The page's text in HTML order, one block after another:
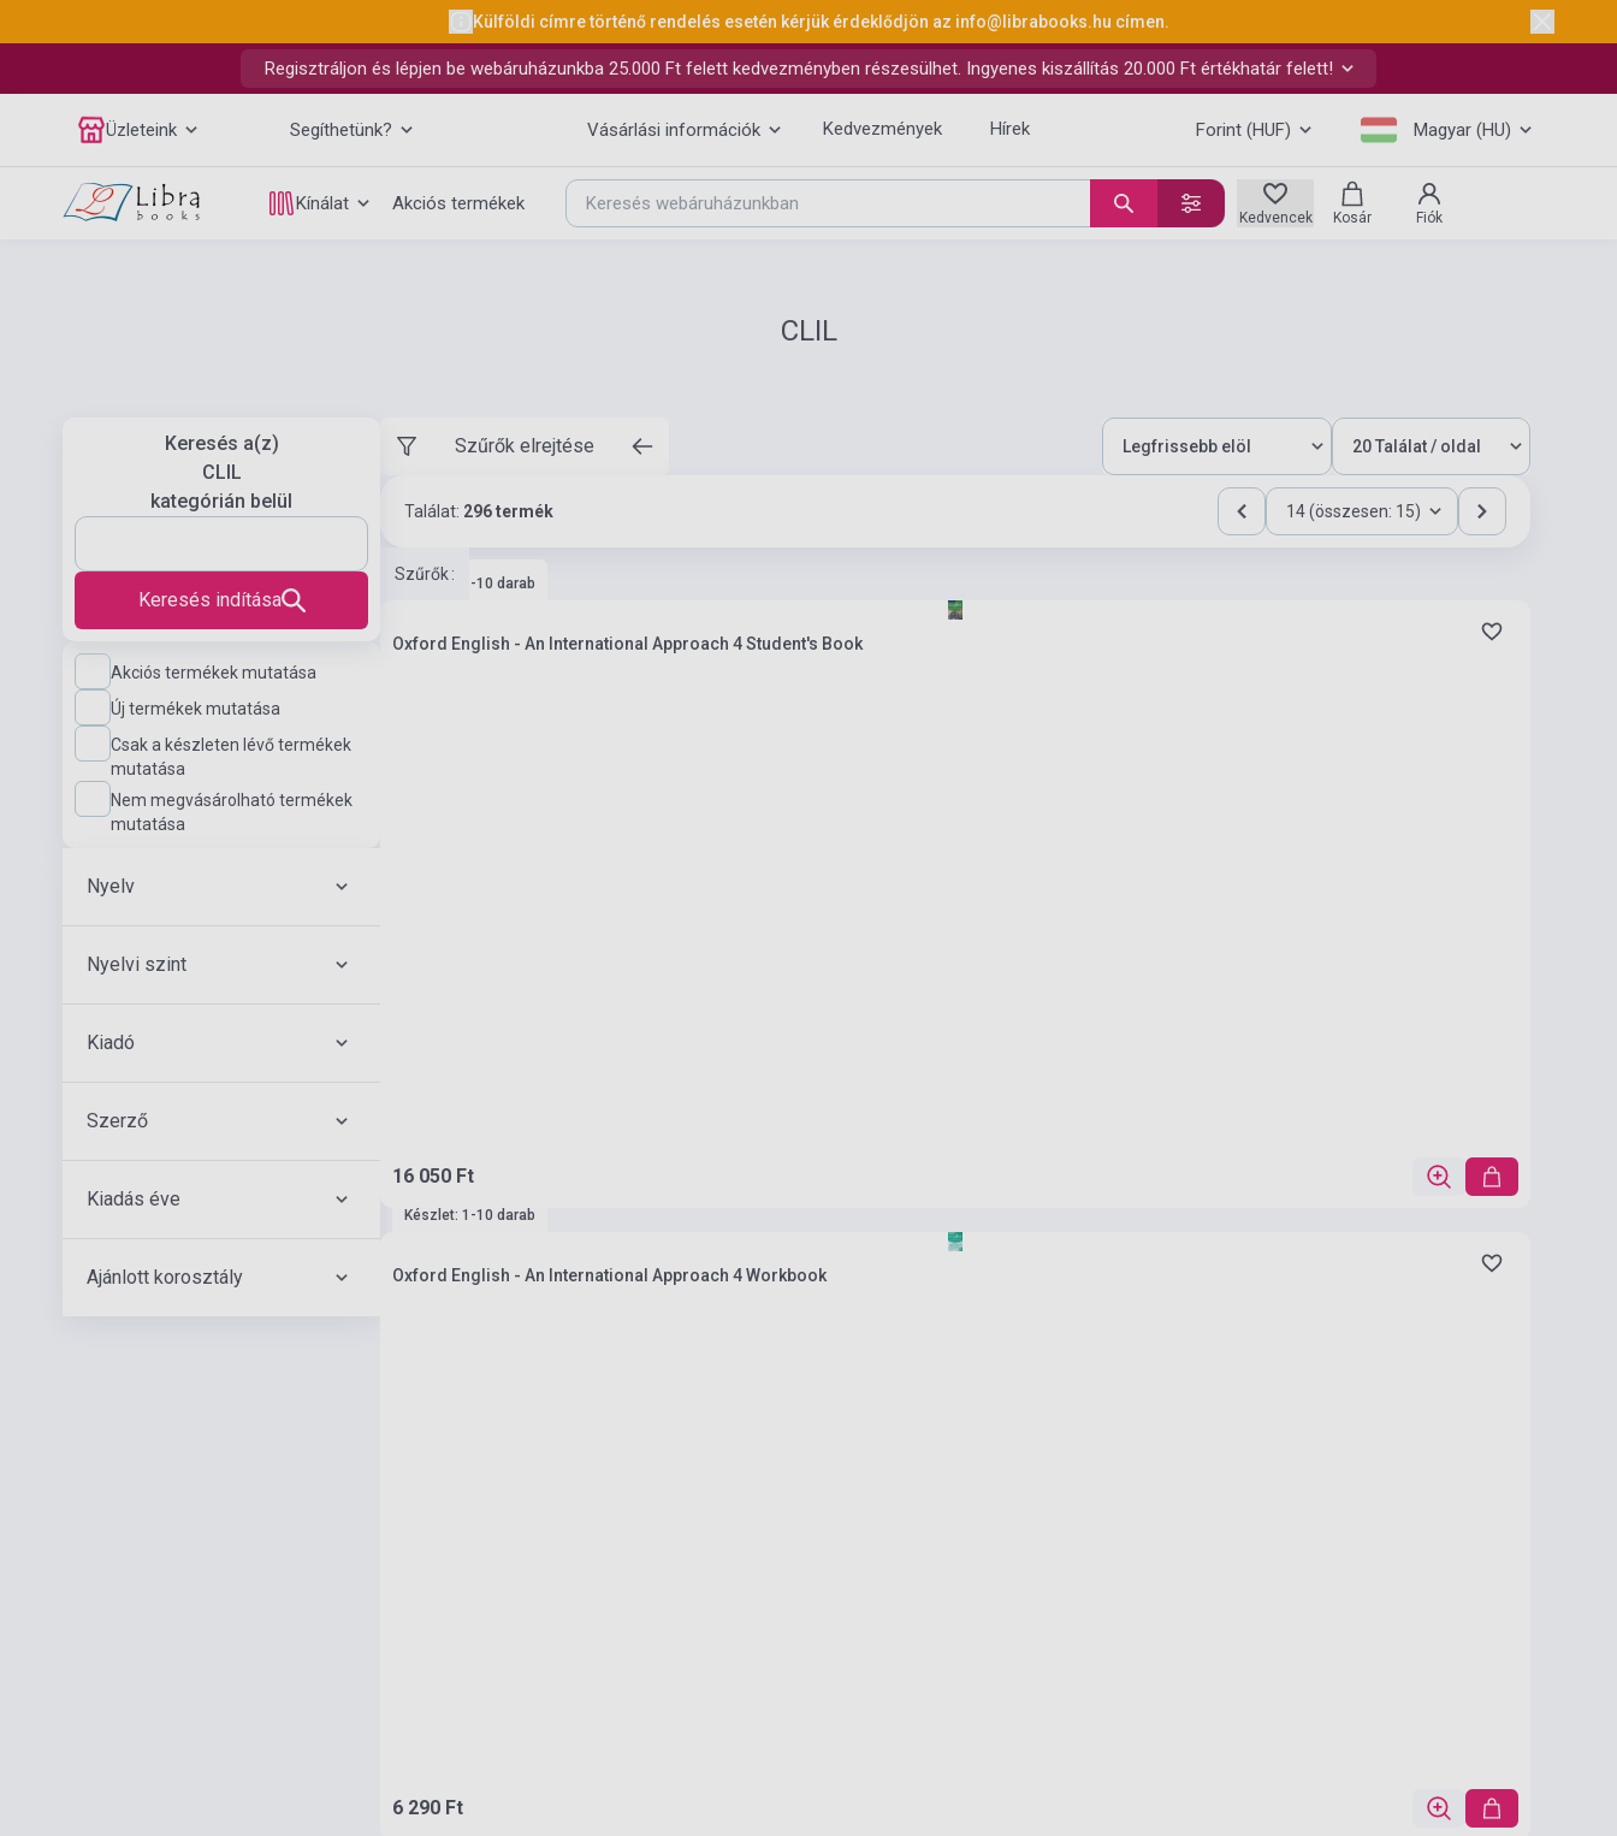
Külföldi címre történő rendelés esetén kérjük érdeklődjön az info@librabooks.hu címen.
Regisztráljon és lépjen be webáruházunkba 25.000 Ft felett kedvezményben részesülhet. Ingyenes kiszállítás 20.000 Ft értékhatár felett!
Üzleteink Segíthetünk? Vásárlási információk Kedvezmények Hírek Forint (HUF) Magyar (HU)
Kínálat Akciós termékek
Kedvencek Kosár Fiók
CLIL
Keresés a(z)
CLIL
kategórián belül
Keresés indítása
Akciós termékek mutatása
Új termékek mutatása
Csak a készleten lévő termékek
mutatása
Nem megvásárolható termékek
mutatása
Nyelv
Nyelvi szint
Kiadó
Szerző
Kiadás éve
Ajánlott korosztály
Szűrők elrejtése
Találat: 296 termék 14 (összesen: 15)
Szűrők:
Készlet: 1-10 darab
Oxford English - An International Approach 4 Student's Book
16 050 Ft
Készlet: 1-10 darab
Oxford English - An International Approach 4 Workbook
6 290 Ft